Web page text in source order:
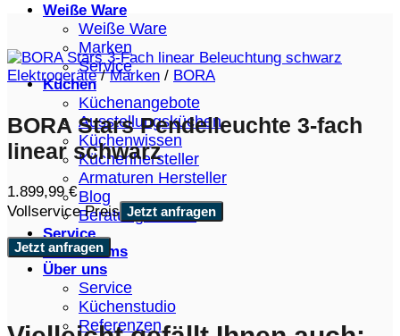
Weiße Ware
Weiße Ware
Marken
Service
Küchen
Küchenangebote
Ausstellungsküchen
Küchenwissen
Küchenhersteller
Armaturen Hersteller
Blog
Beratungstermin
Service
Showrooms
Über uns
Service
Küchenstudio
Referenzen
Elektrogeräte / Marken / BORA
BORA Stars Pendelleuchte 3-fach
linear schwarz
1.899,99€
Vollservice Preis Jetzt anfragen
Jetzt anfragen